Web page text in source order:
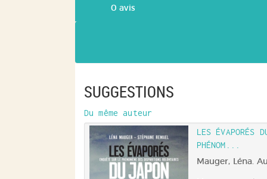
0avis
SUGGESTIONS
Du même auteur
LES ÉVAPORÉS
PHÉNOM...
Mauger, Léna.